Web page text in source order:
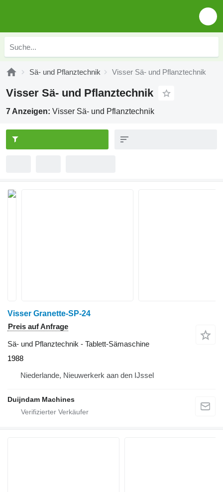
Sä- und Pflanztechnik Visser Sä- und Pflanztechnik
Visser Sä- und Pflanztechnik
7 Anzeigen: Visser Sä- und Pflanztechnik
Visser Granette-SP-24
Preis auf Anfrage
Sä- und Pflanztechnik - Tablett-Sämaschine
1988
Niederlande, Nieuwerkerk aan den IJssel
Duijndam Machines